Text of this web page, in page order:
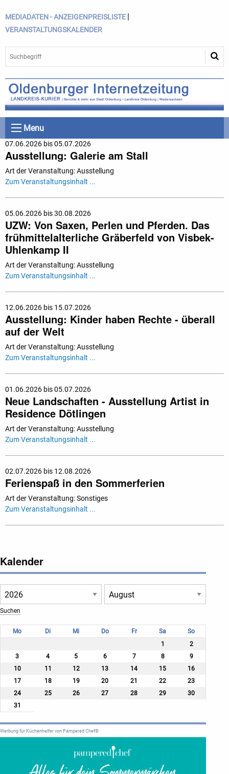
MEDIADATEN - ANZEIGENPREISLISTE |
VERANSTALTUNGSKALENDER
Menu
07.06.2026 bis 05.07.2026
Ausstellung: Galerie am Stall
Art der Veranstaltung: Ausstellung
Zum Veranstaltungsinhalt ...
05.06.2026 bis 30.08.2026
UZW: Von Saxen, Perlen und Pferden. Das
frühmittelalterliche Gräberfeld von Visbek-
Uhlenkamp II
Art der Veranstaltung: Ausstellung
Zum Veranstaltungsinhalt ...
12.06.2026 bis 15.07.2026
Ausstellung: Kinder haben Rechte - überall
auf der Welt
Art der Veranstaltung: Ausstellung
Zum Veranstaltungsinhalt ...
01.06.2026 bis 05.07.2026
Neue Landschaften - Ausstellung Artist in
Residence Dötlingen
Art der Veranstaltung: Ausstellung
Zum Veranstaltungsinhalt ...
02.07.2026 bis 12.08.2026
Ferienspaß in den Sommerferien
Art der Veranstaltung: Sonstiges
Zum Veranstaltungsinhalt ...
Kalender
Mo Di Mi Do Fr Sa
So
1
2
3
4 5 6 7 8
9
10
11 12 13 14 15
16
17
18 19 20 21 22
23
24
25 26 27 28 29
30
31
Werbung für Küchenhelfer von Pampered Chef®